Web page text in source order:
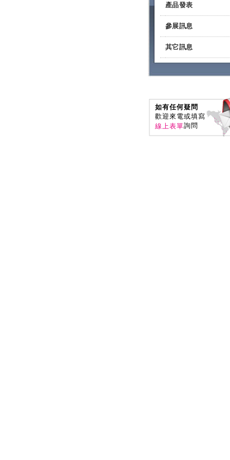
產品發表
參展訊息
其它訊息
如有任何疑問
歡迎來電或填寫
線上表單詢問